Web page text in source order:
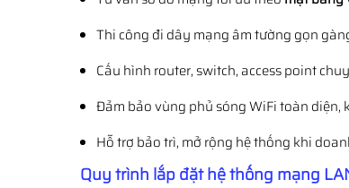
Thi công đi dây mạng âm tường gọn
Cấu hình router, switch, access point
Đảm bảo vùng phủ sóng WiFi toàn diện,
Hỗ trợ bảo trì, mở rộng hệ thống khi
Quy trình lắp đặt hệ thống mạng